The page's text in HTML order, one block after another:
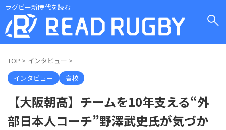
ラグビー新時代を読む
TOP > インタビュー >
インタビュー
高校
【大阪朝高】チームを10年支える“外
部日本人コーチ”野澤武史氏が気づか